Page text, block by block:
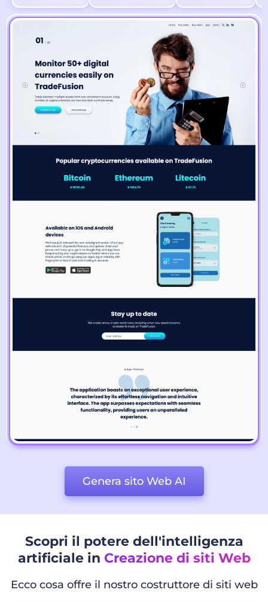
Genera sito Web AI
Scopri il potere dell'intelligenza
artificiale in Creazione di siti Web
Ecco cosa offre il nostro costruttore di siti web